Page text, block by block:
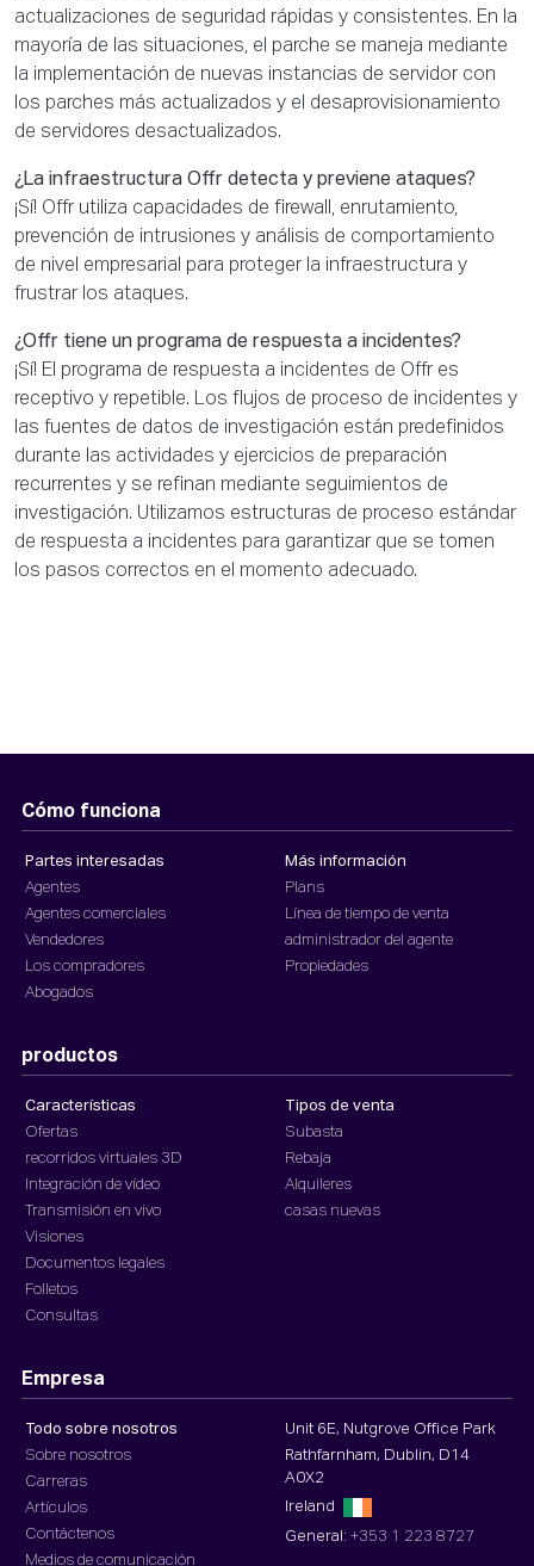
actualizaciones de seguridad rápidas y consistentes. En la
mayoría de las situaciones, el parche se maneja mediante
la implementación de nuevas instancias de servidor con
los parches más actualizados y el desaprovisionamiento
de servidores desactualizados.
¿La infraestructura Offr detecta y previene ataques?
¡Sí! Offr utiliza capacidades de firewall, enrutamiento,
prevención de intrusiones y análisis de comportamiento
de nivel empresarial para proteger la infraestructura y
frustrar los ataques.
¿Offr tiene un programa de respuesta a incidentes?
¡Sí! El programa de respuesta a incidentes de Offr es
receptivo y repetible. Los flujos de proceso de incidentes y
las fuentes de datos de investigación están predefinidos
durante las actividades y ejercicios de preparación
recurrentes y se refinan mediante seguimientos de
investigación. Utilizamos estructuras de proceso estándar
de respuesta a incidentes para garantizar que se tomen
los pasos correctos en el momento adecuado.
Cómo funciona
Partes interesadas
Agentes
Agentes comerciales
Vendedores
Los compradores
Abogados
Más información
Plans
Línea de tiempo de venta
administrador del agente
Propiedades
productos
Características
Ofertas
recorridos virtuales 3D
Integración de vídeo
Transmisión en vivo
Visiones
Documentos legales
Folletos
Consultas
Tipos de venta
Subasta
Rebaja
Alquileres
casas nuevas
Empresa
Todo sobre nosotros
Sobre nosotros
Carreras
Artículos
Contáctenos
Medios de comunicación
Unit 6E, Nutgrove Office Park
Rathfarnham, Dublin, D14
A0X2
Ireland
General: +353 1 223 8727